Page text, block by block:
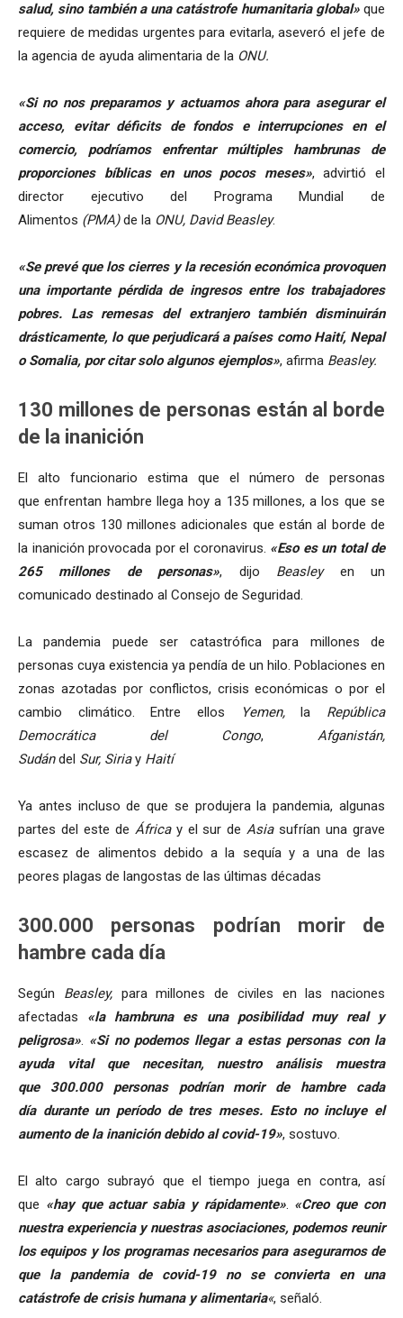
salud, sino también a una catástrofe humanitaria global»que
requiere de medidas urgentes para evitarla, aseveró el jefe de
la agencia de ayuda alimentaria de la ONU.
«Si no nos preparamos y actuamos ahora para asegurar el
acceso, evitar déficits de fondos e interrupciones en el
comercio, podríamos enfrentar múltiples hambrunas de
proporciones bíblicas en unos pocos meses», advirtió el
director ejecutivo del Programa Mundial de
Alimentos (PMA)de la ONU, David Beasley.
«Se prevé que los cierres y la recesión económica provoquen
una importante pérdida de ingresos entre los trabajadores
pobres. Las remesas del extranjero también disminuirán
drásticamente, lo que perjudicará a países como Haití, Nepal
o Somalia, por citar solo algunos ejemplos», afirma Beasley.
130 millones de personas están al borde
de la inanición
El alto funcionario estima que el número de personas
que enfrentan hambre llega hoy a 135 millones, a los que se
suman otros 130 millones adicionales que están al borde de
la inanición provocada por el coronavirus. «Eso es un total de
265 millones de personas», dijo Beasleyen un
comunicado destinado al Consejo de Seguridad.
La pandemia puede ser catastrófica para millones de
personas cuya existencia ya pendía de un hilo. Poblaciones en
zonas azotadas por conflictos, crisis económicas o por el
cambio climático. Entre ellos
Yemen,la República
Democrática del Congo, Afganistán,
Sudándel Sur, Siriay Haití
Ya antes incluso de que se produjera la pandemia, algunas
partes del este de Áfricay el sur deAsiasufrían una grave
escasez de alimentos debido a la sequía y a una de las
peores plagas de langostas de las últimas décadas
300.000 personas podrían morir de
hambre cada día
Según Beasley,para millones de civiles en las naciones
afectadas «la hambruna es una posibilidad muy real y
peligrosa». «Si no podemos llegar a estas personas con la
ayuda vital que necesitan, nuestro análisis muestra
que 300.000 personas podrían morir de hambre cada
día durante un período de tres meses. Esto no incluye el
aumento de la inanición debido al covid-19», sostuvo.
El alto cargo subrayó que el tiempo juega en contra, así
que «hay que actuar sabia y rápidamente». «Creo que con
nuestra experiencia y nuestras asociaciones, podemos reunir
los equipos y los programas necesarios para asegurarnos de
que la pandemia de covid-19
no se convierta en una
catástrofe de crisis humana y alimentaria«, señaló.